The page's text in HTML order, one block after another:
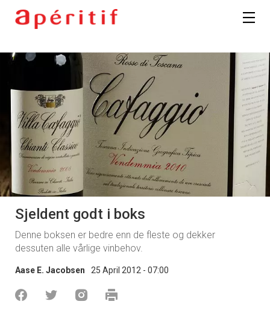
Sjeldent godt i boks
Denne boksen er bedre enn de fleste og dekker
dessuten alle vårlige vinbehov.
Aase E. Jacobsen 25 April 2012 - 07:00